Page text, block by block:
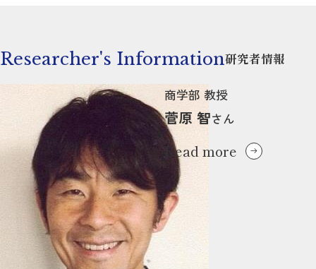
Researcher's Information研究者情報
商学部 教授
菅原 智さん
Read more